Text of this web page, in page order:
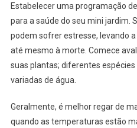
Estabelecer uma programação
para a saúde do seu mini jardim.
podem sofrer estresse, levando
até mesmo à morte. Comece
suas plantas; diferentes
variadas de água.
Geralmente, é melhor regar de
quando as temperaturas estão